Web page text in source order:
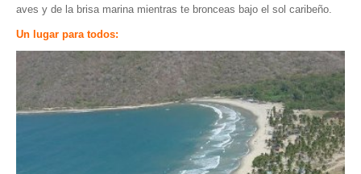
Museos y otros sitios de interés en Falcón
Museos y otros sitios de interés en Sucre
Puerto La Cruz
Destinos Turísticos
aves y de la brisa marina mientras te bronceas bajo el sol caribeño.
Un lugar para todos: